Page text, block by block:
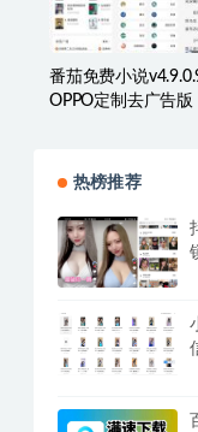
番茄免费小说
OPPO定制去广告版
热榜推荐